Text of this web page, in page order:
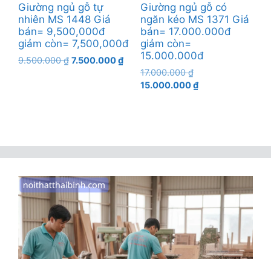
Giường ngủ gỗ tự
nhiên MS 1448 Giá
bán= 9,500,000đ
giảm còn= 7,500,000đ
9.500.000₫ Giá
7.500.000₫Giá
hiện
Giường ngủ gỗ có
ngăn kéo MS 1371 Giá
bán= 17.000.000đ
giảm còn=
15.000.000đ
17.000.000₫Giá
gốc
15.000.000₫Giá